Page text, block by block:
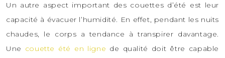
Un autre aspect important des couettes d’été est leur
capacité à évacuer l’humidité. En effet, pendant les nuits
chaudes, le corps a tendance à transpirer davantage.
Une couette été en ligne de qualité doit être capable